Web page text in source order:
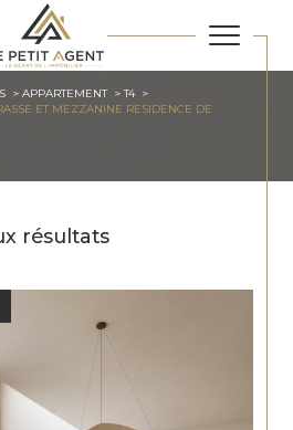
APPARTEMENT
T4
ET MEZZANINE RESIDENCE DE
résultats